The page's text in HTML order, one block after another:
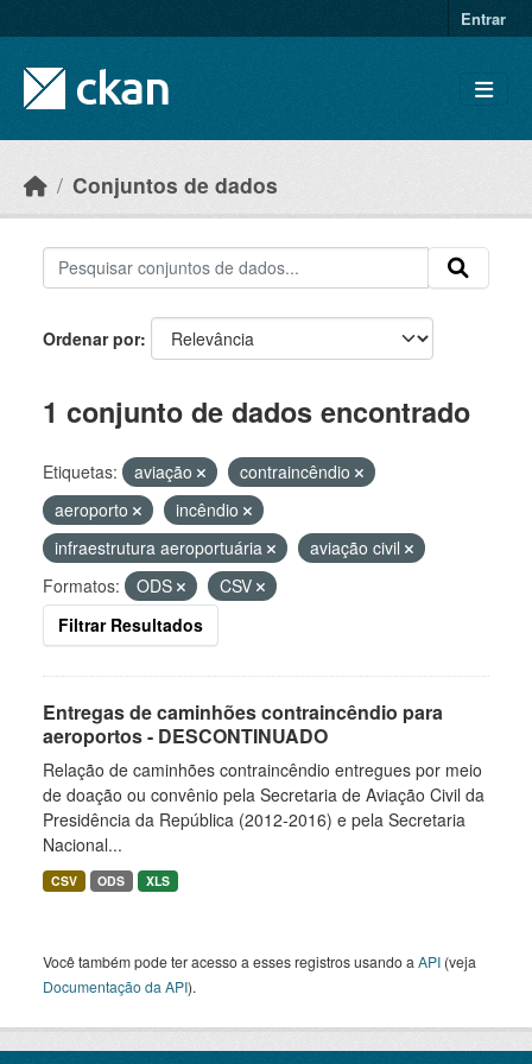
Entrar
Conjuntos de dados
Ordenar por
1 conjunto de dados encontrado
Etiquetas: aviação
contraincêndio
aeroporto
incêndio
infraestrutura aeroportuária
aviação civil
Formatos:
ODS
CSV
Filtrar Resultados
Entregas de caminhões contraincêndio para
aeroportos - DESCONTINUADO
Relação de caminhões contraincêndio entregues por meio
de doação ou convênio pela Secretaria de Aviação Civil da
Presidência da República (2012-2016) e pela Secretaria
Nacional...
CSV ODS XLS
Você também pode ter acesso a esses registros usando a API (veja
Documentação da API).